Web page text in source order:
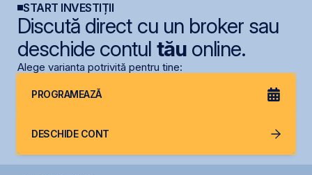
START INVESTIȚII
Discută direct cu un broker sau
deschide contul tăuonline.
Alege varianta potrivită pentru tine:
PROGRAMEAZĂ
DESCHIDE CONT